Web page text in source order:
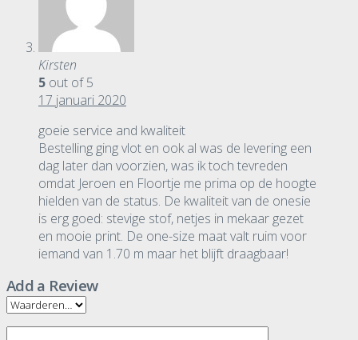
Kirsten
5 out of 5
17 januari 2020
goeie service and kwaliteit
Bestelling ging vlot en ook al was de levering een
dag later dan voorzien, was ik toch tevreden
omdat Jeroen en Floortje me prima op de hoogte
hielden van de status. De kwaliteit van de onesie
is erg goed: stevige stof, netjes in mekaar gezet
en mooie print. De one-size maat valt ruim voor
iemand van 1.70 m maar het blijft draagbaar!
Add a Review